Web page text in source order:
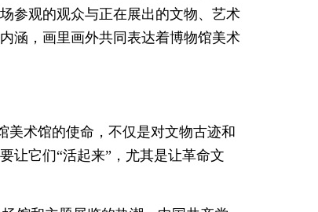
参观的观众与正在展出的文物、艺术
涵，画里画外共同表达着博物馆美术
美术馆的使命，不仅是对文物古迹和
让它们“活起来”，尤其是让革命文